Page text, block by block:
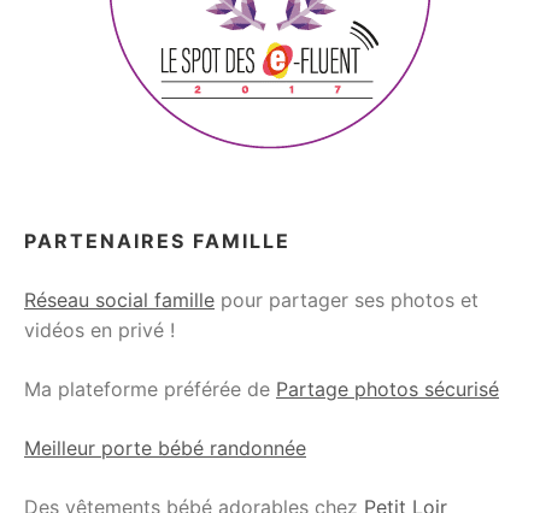
PARTENAIRES FAMILLE
Réseau social famille pour partager ses photos et
vidéos en privé !
Ma plateforme préférée de Partage photos sécurisé
Meilleur porte bébé randonnée
Des vêtements bébé adorables chez Petit Loir